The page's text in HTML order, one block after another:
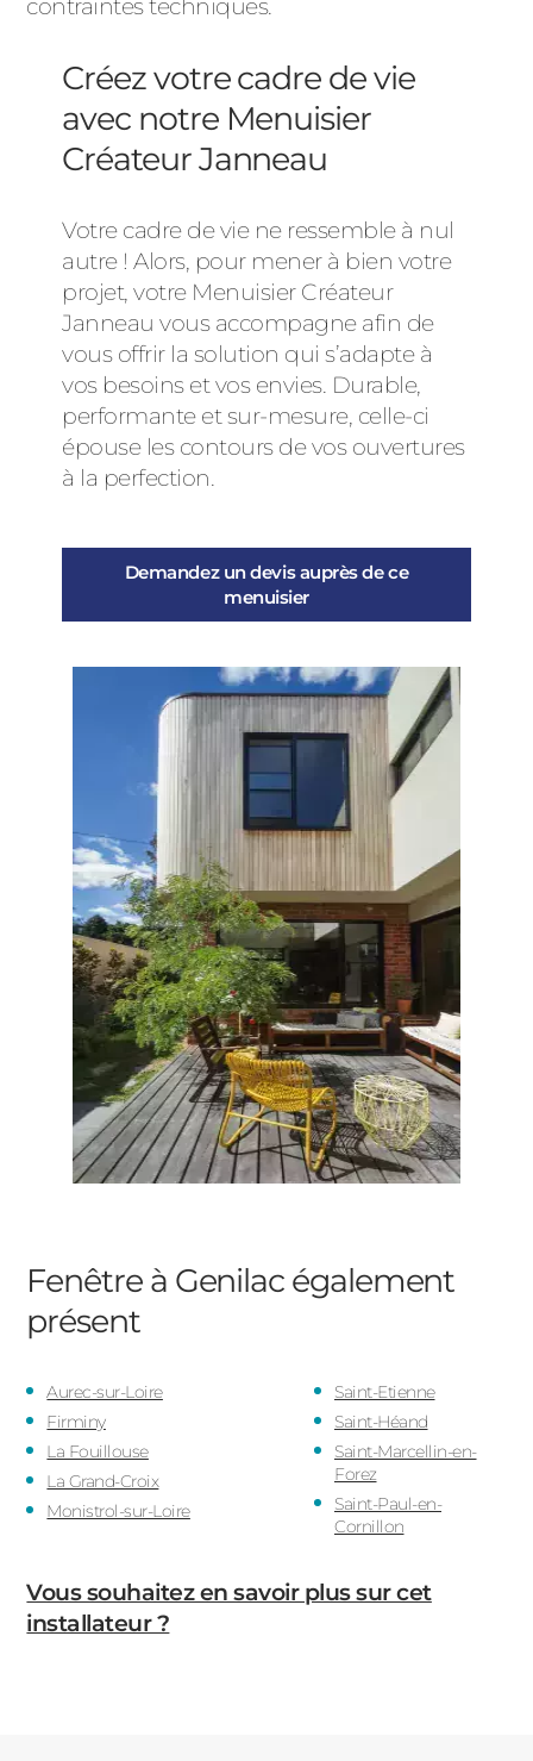
contraintes techniques.
Créez votre cadre de vie
avec notre Menuisier
Créateur Janneau
Votre cadre de vie ne ressemble à nul
autre ! Alors, pour mener à bien votre
projet, votre Menuisier Créateur
Janneau vous accompagne afin de
vous offrir la solution qui s’adapte à
vos besoins et vos envies. Durable,
performante et sur-mesure, celle-ci
épouse les contours de vos ouvertures
à la perfection.
Demandez un devis auprès de ce
menuisier
Fenêtre à Genilac également
présent
Aurec-sur-Loire
Firminy
La Fouillouse
La Grand-Croix
Monistrol-sur-Loire
Saint-Etienne
Saint-Héand
Saint-Marcellin-en-
Forez
Saint-Paul-en-
Cornillon
Vous souhaitez en savoir plus sur cet
installateur ?